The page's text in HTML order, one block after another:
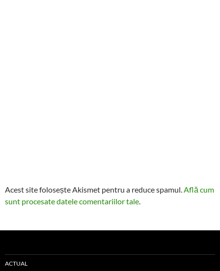
Acest site folosește Akismet pentru a reduce spamul.Află cum
sunt procesate datele comentariilor tale.
ACTUAL